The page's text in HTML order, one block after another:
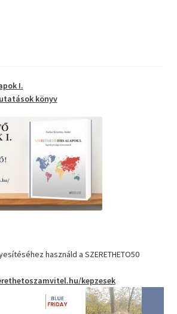
I.
könyv
használd a SZERETHETO50
kepzesek